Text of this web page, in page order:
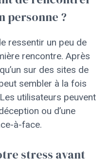
personne ?
ressentir un peu de
rencontre. Après
sur des sites de
sembler à la fois
utilisateurs peuvent
ou d’une
à-face.
stress avant